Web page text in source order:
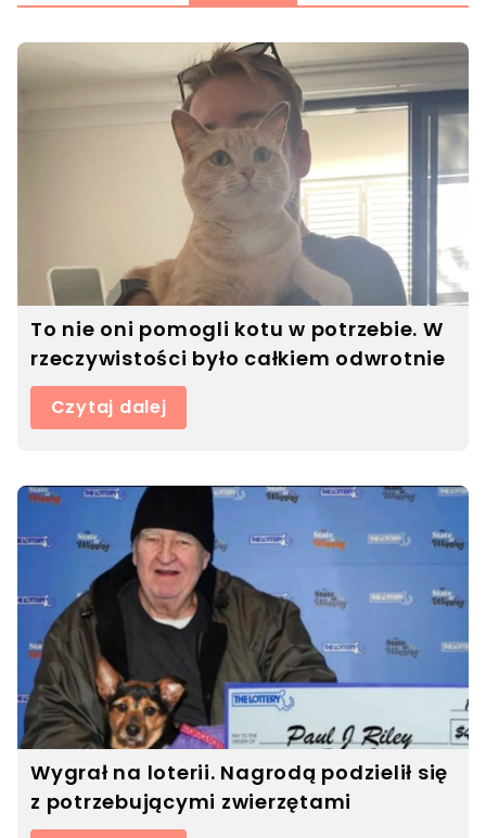
To nie oni pomogli kotu w potrzebie. W
rzeczywistości było całkiem odwrotnie
Czytaj dalej
Wygrał na loterii. Nagrodą podzielił się
z potrzebującymi zwierzętami